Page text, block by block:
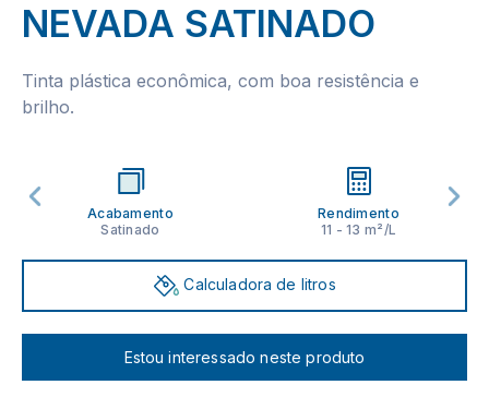
NEVADA SATINADO
Tinta plástica econômica, com boa resistência e
brilho.
Acabamento
Satinado
Rendimento
11 - 13 m²/L
Calculadora de litros
Estou interessado neste produto